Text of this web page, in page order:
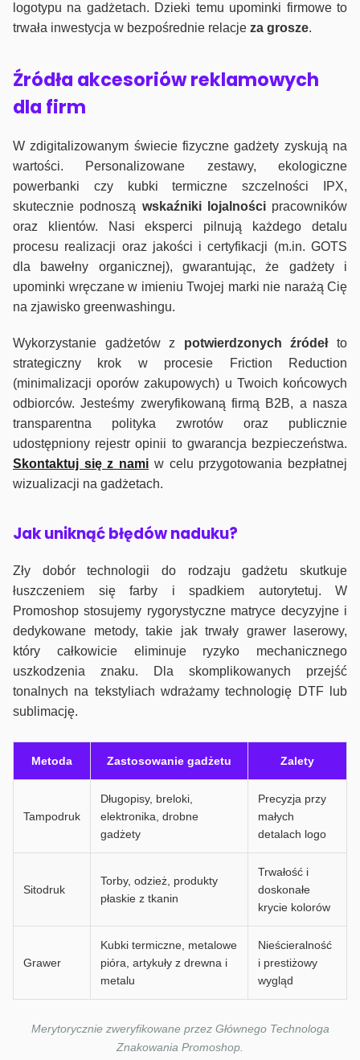
logotypu na gadżetach. Dzieki temu upominki firmowe to
trwała inwestycja w bezpośrednie relacje za grosze.
Źródła akcesoriów reklamowych
dla firm
W zdigitalizowanym świecie fizyczne gadżety zyskują na
wartości. Personalizowane zestawy, ekologiczne
powerbanki czy kubki termiczne szczelności IPX,
skutecznie podnoszą wskaźniki lojalnościpracowników
oraz klientów. Nasi eksperci pilnują każdego detalu
procesu realizacji oraz jakości i certyfikacji (m.in. GOTS
dla bawełny organicznej), gwarantując, że gadżety i
upominki wręczane w imieniu Twojej marki nie narażą Cię
na zjawisko greenwashingu.
Wykorzystanie gadżetów z potwierdzonych źródełto
strategiczny krok w procesie Friction Reduction
(minimalizacji oporów zakupowych) u Twoich końcowych
odbiorców. Jesteśmy zweryfikowaną firmą B2B, a nasza
transparentna polityka zwrotów oraz publicznie
udostępniony rejestr opinii to gwarancja bezpieczeństwa.
Skontaktuj się z nami w celu przygotowania bezpłatnej
wizualizacji na gadżetach.
Jak uniknąć błędów naduku?
Zły dobór technologii do rodzaju gadżetu skutkuje
łuszczeniem się farby i spadkiem autorytetuj. W
Promoshop stosujemy rygorystyczne matryce decyzyjne i
dedykowane metody, takie jak trwały grawer laserowy,
który całkowicie eliminuje ryzyko mechanicznego
uszkodzenia znaku. Dla skomplikowanych przejść
tonalnych na tekstyliach wdrażamy technologię DTF lub
sublimację.
Metoda Zastosowanie gadżetu Zalety
Tampodruk
Długopisy, breloki,
elektronika, drobne
gadżety
Precyzja przy
małych
detalach logo
Sitodruk
Torby, odzież, produkty
płaskie z tkanin
Trwałość i
doskonałe
krycie kolorów
Grawer
Kubki termiczne, metalowe
pióra, artykuły z drewna i
metalu
Nieścieralność
i prestiżowy
wygląd
Merytorycznie zweryfikowane przez Głównego Technologa
Znakowania Promoshop.